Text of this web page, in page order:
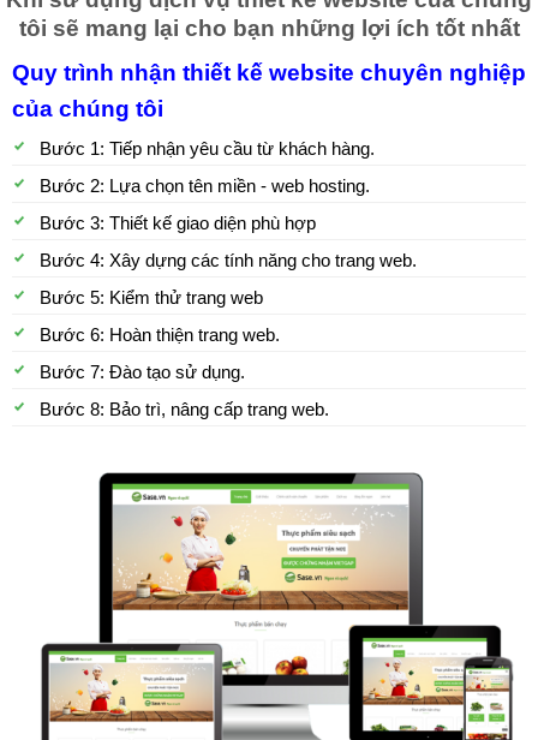
tôi sẽ mang lại cho bạn những lợi ích tốt nhất
Quy trình nhận thiết kế website chuyên nghiệp
của chúng tôi
Bước 1: Tiếp nhận yêu cầu từ khách hàng.
Bước 2: Lựa chọn tên miền - web hosting.
Bước 3: Thiết kế giao diện phù hợp
Bước 4: Xây dựng các tính năng cho trang web.
Bước 5: Kiểm thử trang web
Bước 6: Hoàn thiện trang web.
Bước 7: Đào tạo sử dụng.
Bước 8: Bảo trì, nâng cấp trang web.